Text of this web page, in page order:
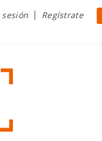
Regístrate